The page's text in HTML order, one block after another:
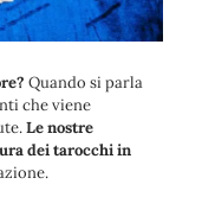
? Quando si parla
che viene
Le nostre
dei tarocchi in